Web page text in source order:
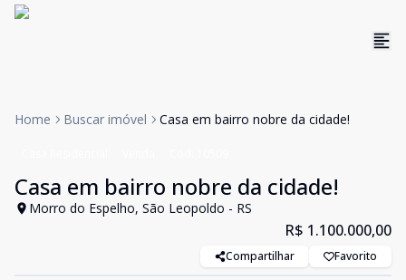
Home Buscar imóvel Casa em bairro nobre da cidade!
Casa em bairro nobre da cidade!
Morro do Espelho, São Leopoldo - RS
R$ 1.100.000,00
Compartilhar Favorito